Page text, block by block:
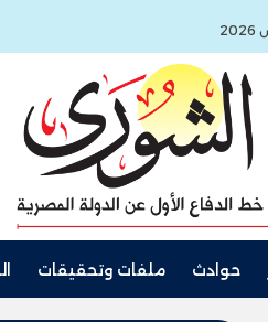
حوادث ملفات وتحقيقات